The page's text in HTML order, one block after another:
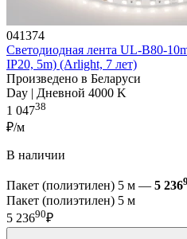
041374
Светодиодная лента UL-B80-
IP20, 5m) (Arlight, 7 лет)
Произведено в Беларуси
Day | Дневной 4000 K
1 04738
₽/м
В наличии
Пакет (полиэтилен) 5 м — 5 236
Пакет (полиэтилен) 5 м
5 23690₽